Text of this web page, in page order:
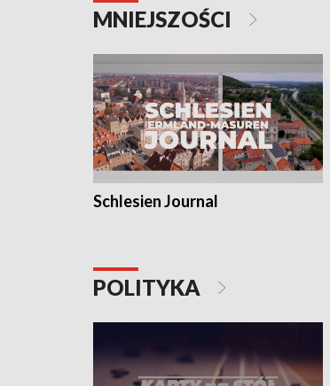
MNIEJSZOŚCI
Schlesien Journal
POLITYKA